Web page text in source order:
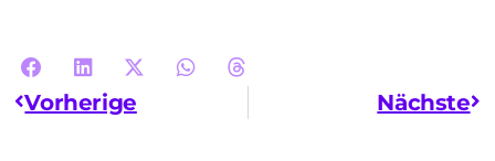
Vorherige Nächste